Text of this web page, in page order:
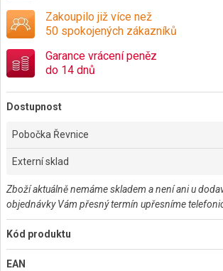
Zakoupilo již více než
50 spokojených zákazníků
Garance vrácení peněz
do 14 dnů
Dostupnost
Pobočka Řevnice
Externí sklad
Zboží aktuálně nemáme skladem a není ani u
objednávky Vám přesný termín upřesníme
Kód produktu
EAN